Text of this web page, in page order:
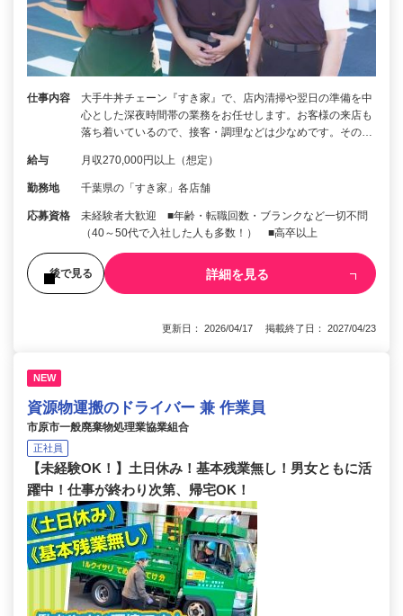
仕事内容
大手牛丼チェーン『すき家』で、店内清掃や翌日の準備を中
心とした深夜時間帯の業務をお任せします。お客様の来店も
落ち着いているので、接客・調理などは少なめです。その…
給与 月収270,000円以上（想定）
勤務地 千葉県の「すき家」各店舗
応募資格
未経験者大歓迎 ■年齢・転職回数・ブランクなど一切不問
（40～50代で入社した人も多数！） ■高卒以上
後で見る 詳細を見る
更新日： 2026/04/17 掲載終了日： 2027/04/23
NEW
資源物運搬のドライバー 兼 作業員
市原市一般廃棄物処理業協業組合
正社員
【未経験OK！】土日休み！基本残業無し！男女ともに活
躍中！仕事が終わり次第、帰宅OK！